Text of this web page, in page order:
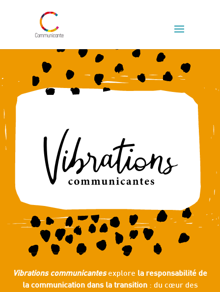
Vibrations communicantes explore la responsabilité de
la communication dans la transition: du cœur des